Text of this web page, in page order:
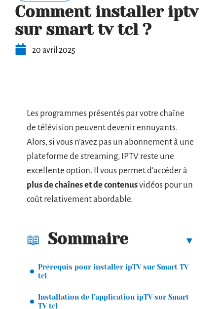
Comment installer iptv
sur smart tv tcl ?
20 avril 2025
Les programmes présentés par votre chaîne
de télévision peuvent devenir ennuyants.
Alors, si vous n’avez pas un abonnement à une
plateforme de streaming, IPTV reste une
excellente option. Il vous permet d’accéder à
plus de chaînes et de contenusvidéos pour un
coût relativement abordable.
Sommaire
Prérequis pour installer ipTV sur Smart TV
tcl
Installation de l’application ipTV sur Smart
TV tcl